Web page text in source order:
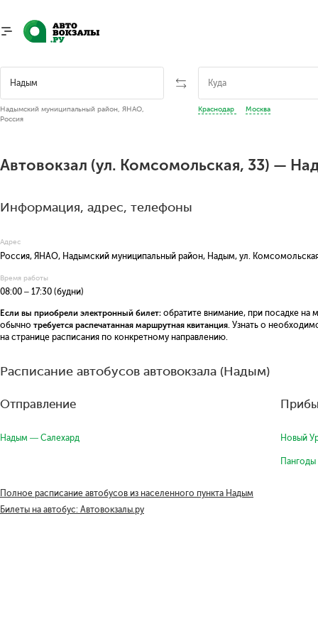
Надымский муниципальный район, ЯНАО,
Россия
Краснодар Москва
Автовокзал (ул. Комсомольская, 33) —
Информация, адрес, телефоны
Адрес
Россия, ЯНАО, Надымский муниципальный район, Надым, ул.
Время работы
08:00 – 17:30 (будни)
Если вы приобрели электронный билет: обратите внимание, при посадке
обычно требуется распечатанная маршрутная квитанция. Узнать о
на странице расписания по конкретному направлению.
Расписание автобусов автовокзала (Надым)
Отправление
Надым — Салехард Новый
Полное расписание автобусов из населенного пункта Надым
Билеты на автобус: Автовокзалы.ру